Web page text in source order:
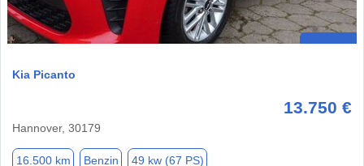
Kia Picanto
13.750 €
Hannover, 30179
16.500 km Benzin 49 kw (67 PS)